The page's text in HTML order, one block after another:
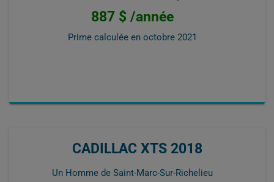
887 $ /année
Prime calculée en octobre 2021
CADILLAC XTS 2018
Un Homme de Saint-Marc-Sur-Richelieu